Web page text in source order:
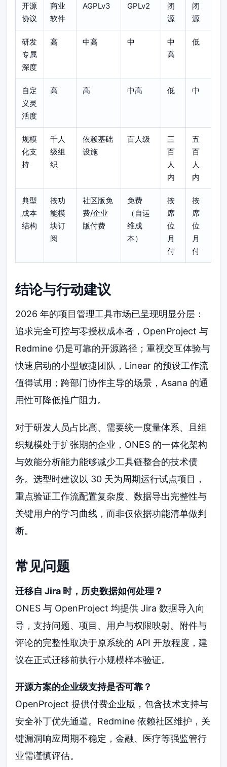
开源
协议
商业
软件
AGPLv3 GPLv2
闭
源
闭
源
研发
专属
深度
高 中高 中
中
高
低
自定
义灵
活度
高 高 中高 低 中
规模
化支
持
千人
级组
织
依赖基础
设施
百人级
三
百
人
内
五
百
人
内
典型
成本
结构
按功
能模
块订
阅
社区版免
费/企业
版付费
免费
（自运
维成
本）
按
席
位
月
付
按
席
位
月
付
结论与行动建议
2026 年的项目管理工具市场已呈现明显分层：
追求完全可控与零授权成本者，OpenProject 与
Redmine 仍是可靠的开源路径；重视交互体验与
快速启动的小型敏捷团队，Linear 的预设工作流
值得试用；跨部门协作主导的场景，Asana 的通
用性可降低推广阻力。
对于研发人员占比高、需要统一度量体系、且组
织规模处于扩张期的企业，ONES 的一体化架构
与效能分析能力能够减少工具链整合的技术债
务。选型时建议以 30 天为周期运行试点项目，
重点验证工作流配置复杂度、数据导出完整性与
关键用户的学习曲线，而非仅依据功能清单做判
断。
常见问题
迁移自 Jira 时，历史数据如何处理？
ONES 与 OpenProject 均提供 Jira 数据导入向
导，支持问题、项目、用户与权限映射。附件与
评论的完整性取决于原系统的 API 开放程度，建
议在正式迁移前执行小规模样本验证。
开源方案的企业级支持是否可靠？
OpenProject 提供付费企业版，包含技术支持与
安全补丁优先通道。Redmine 依赖社区维护，关
键漏洞响应周期不稳定，金融、医疗等强监管行
业需谨慎评估。